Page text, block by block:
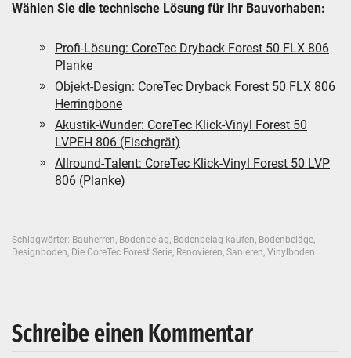
Wählen Sie die technische Lösung für Ihr Bauvorhaben:
Profi-Lösung: CoreTec Dryback Forest 50 FLX 806
Planke
Objekt-Design: CoreTec Dryback Forest 50 FLX 806
Herringbone
Akustik-Wunder: CoreTec Klick-Vinyl Forest 50
LVPEH 806 (Fischgrät)
Allround-Talent: CoreTec Klick-Vinyl Forest 50 LVP
806 (Planke)
Schlagwörter: Bauherren, Bodenbelag, Bodenbelag kaufen, Bodenbeläge,
Designboden, Die CoreTec Forest Serie, Renovieren, Sanieren, Vinylboden
Schreibe einen Kommentar